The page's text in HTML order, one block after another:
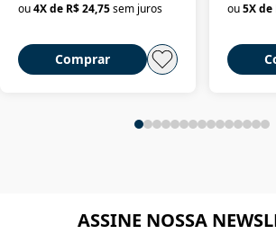
ou4X de R$ 24,75sem juros
Comprar
ou 5X de
ASSINE NOSSA